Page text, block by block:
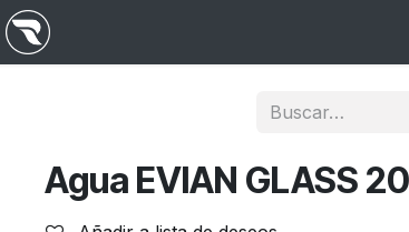
Agua EVIAN GLASS